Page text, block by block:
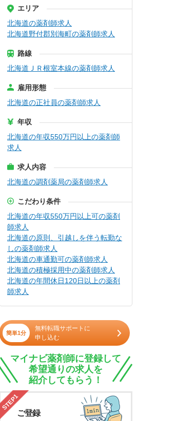
エリア
北海道の薬剤師求人
北海道野付郡別海町の薬剤師求人
路線
北海道ＪＲ根室本線の薬剤師求人
雇用形態
北海道の正社員の薬剤師求人
年収
北海道の年収550万円以上の薬剤師
求人
求人内容
北海道の調剤薬局の薬剤師求人
こだわり条件
北海道の年収550万円以上可の薬剤
師求人
北海道の原則、引越しを伴う転勤な
しの薬剤師求人
北海道の車通勤可の薬剤師求人
北海道の積極採用中の薬剤師求人
北海道の年間休日120日以上の薬剤
師求人
簡単1分
無料転職サポートに
申し込む
マイナビ薬剤師に登録して
希望通りの求人を
紹介してもらう！
STEP1
ご登録